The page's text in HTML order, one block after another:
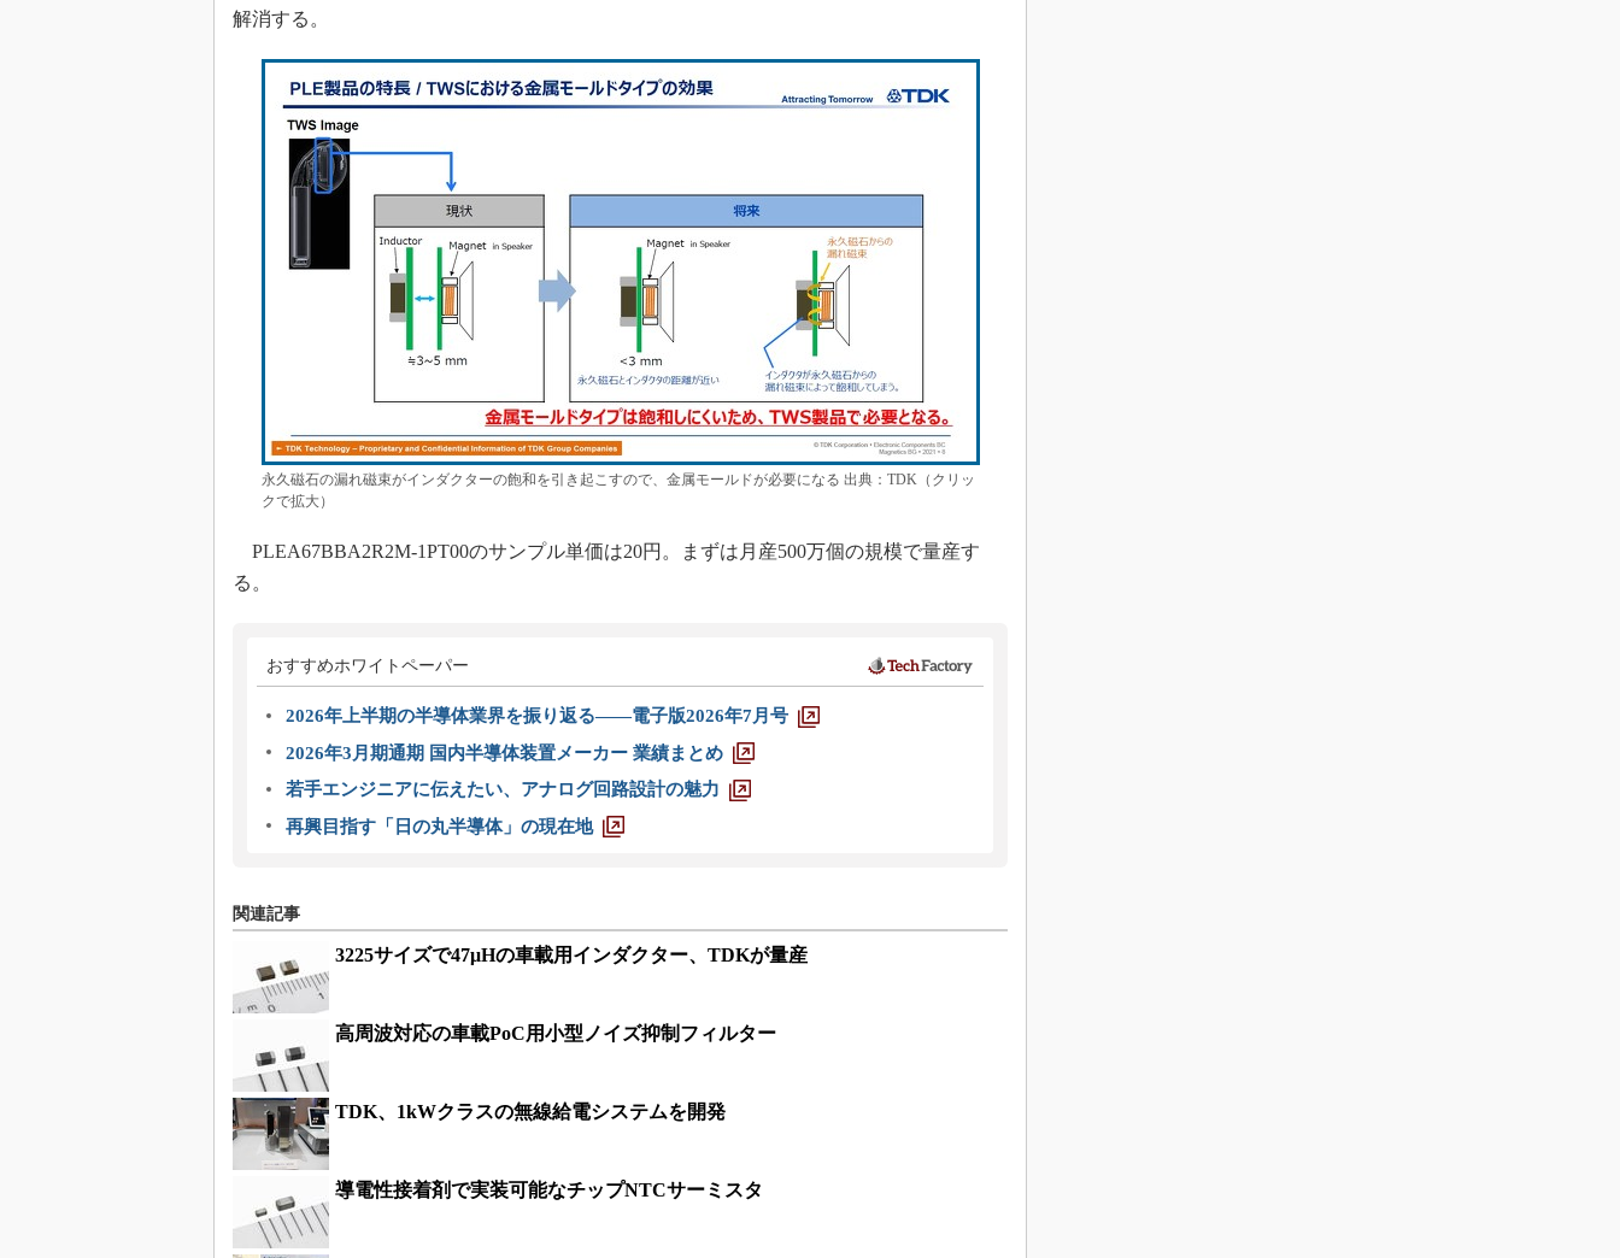
解消する。
永久磁石の漏れ磁束がインダクターの飽和を引き起こすので、金属モールドが必要になる 出典：TDK（クリッ
クで拡大）
PLEA67BBA2R2M-1PT00のサンプル単価は20円。まずは月産500万個の規模で量産す
る。
おすすめホワイトペーパー
2026年上半期の半導体業界を振り返る――電子版2026年7月号
2026年3月期通期 国内半導体装置メーカー 業績まとめ
若手エンジニアに伝えたい、アナログ回路設計の魅力
再興目指す「日の丸半導体」の現在地
関連記事
3225サイズで47μHの車載用インダクター、TDKが量産
高周波対応の車載PoC用小型ノイズ抑制フィルター
TDK、1kWクラスの無線給電システムを開発
導電性接着剤で実装可能なチップNTCサーミスタ